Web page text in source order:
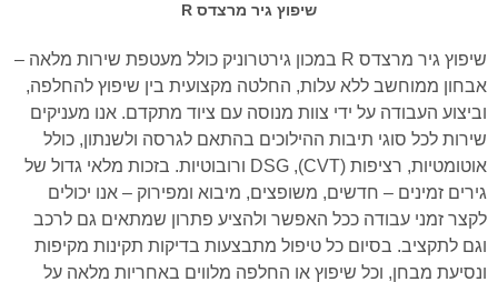
שיפוץ גיר מרצדס R
שיפוץ גיר מרצדס R במכון גירטרוניק כולל מעטפת שירות מלאה –
אבחון ממוחשב ללא עלות, החלטה מקצועית בין שיפוץ להחלפה,
וביצוע העבודה על ידי צוות מנוסה עם ציוד מתקדם. אנו מעניקים
שירות לכל סוגי תיבות ההילוכים בהתאם לגרסה ולשנתון, כולל
אוטומטיות, רציפות (CVT), DSG ורובוטיות. בזכות מלאי גדול של
גירים זמינים – חדשים, משופצים, מיבוא ומפירוק – אנו יכולים
לקצר זמני עבודה ככל האפשר ולהציע פתרון שמתאים גם לרכב
וגם לתקציב. בסיום כל טיפול מתבצעות בדיקות תקינות מקיפות
ונסיעת מבחן, וכל שיפוץ או החלפה מלווים באחריות מלאה על